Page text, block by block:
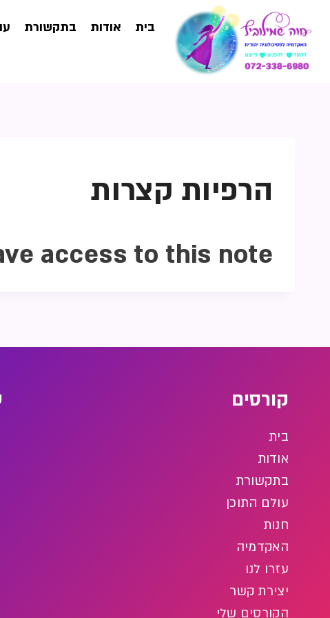
בית אודות בתקשורת
הרפיות קצרות
access to this note.
קורסים
בית
אודות
בתקשורת
עולם התוכן
חנות
האקדמיה
עזרו לנו
יצירת קשר
הקורסים שלי